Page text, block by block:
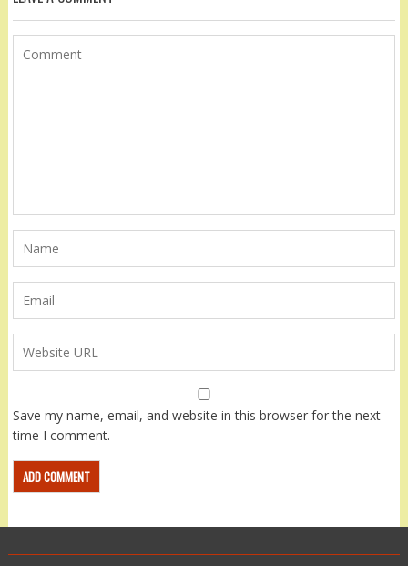
Save my name, email, and website in this browser for the next
time I comment.